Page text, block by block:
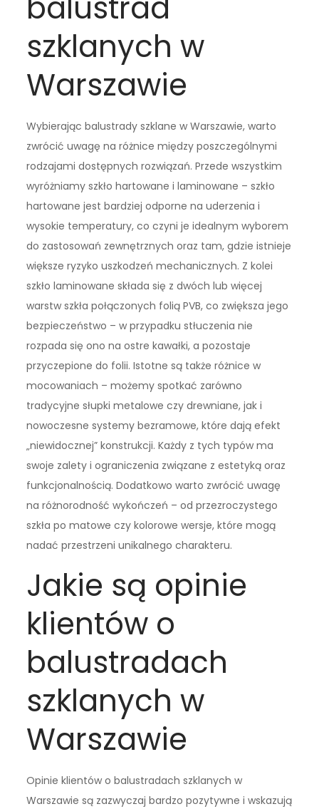
szklanych w
Warszawie
Wybierając balustrady szklane w Warszawie, warto
zwrócić uwagę na różnice między poszczególnymi
rodzajami dostępnych rozwiązań. Przede wszystkim
wyróżniamy szkło hartowane i laminowane – szkło
hartowane jest bardziej odporne na uderzenia i
wysokie temperatury, co czyni je idealnym wyborem
do zastosowań zewnętrznych oraz tam, gdzie istnieje
większe ryzyko uszkodzeń mechanicznych. Z kolei
szkło laminowane składa się z dwóch lub więcej
warstw szkła połączonych folią PVB, co zwiększa jego
bezpieczeństwo – w przypadku stłuczenia nie
rozpada się ono na ostre kawałki, a pozostaje
przyczepione do folii. Istotne są także różnice w
mocowaniach – możemy spotkać zarówno
tradycyjne słupki metalowe czy drewniane, jak i
nowoczesne systemy bezramowe, które dają efekt
„niewidocznej” konstrukcji. Każdy z tych typów ma
swoje zalety i ograniczenia związane z estetyką oraz
funkcjonalnością. Dodatkowo warto zwrócić uwagę
na różnorodność wykończeń – od przezroczystego
szkła po matowe czy kolorowe wersje, które mogą
nadać przestrzeni unikalnego charakteru.
Jakie są opinie
klientów o
balustradach
szklanych w
Warszawie
Opinie klientów o balustradach szklanych w
Warszawie są zazwyczaj bardzo pozytywne i wskazują